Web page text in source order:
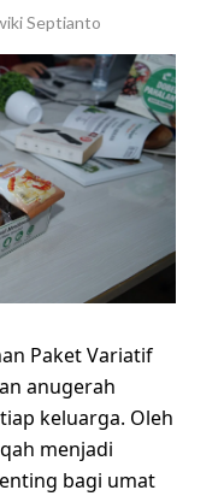
Septianto
Paket Variatif
anugerah
keluarga. Oleh
menjadi
bagi umat